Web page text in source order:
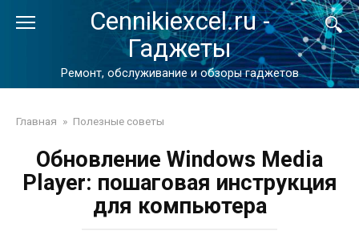
Cennikiexcel.ru -
Гаджеты
Ремонт, обслуживание и обзоры гаджетов
Главная » Полезные советы
Обновление Windows Media
Player: пошаговая инструкция
для компьютера